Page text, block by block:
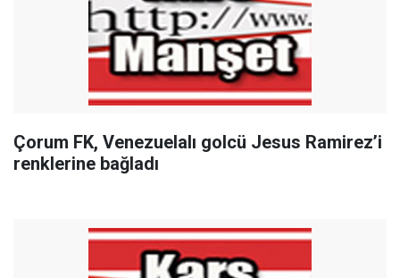
Çorum FK, Venezuelalı golcü Jesus Ramirez’i
renklerine bağladı